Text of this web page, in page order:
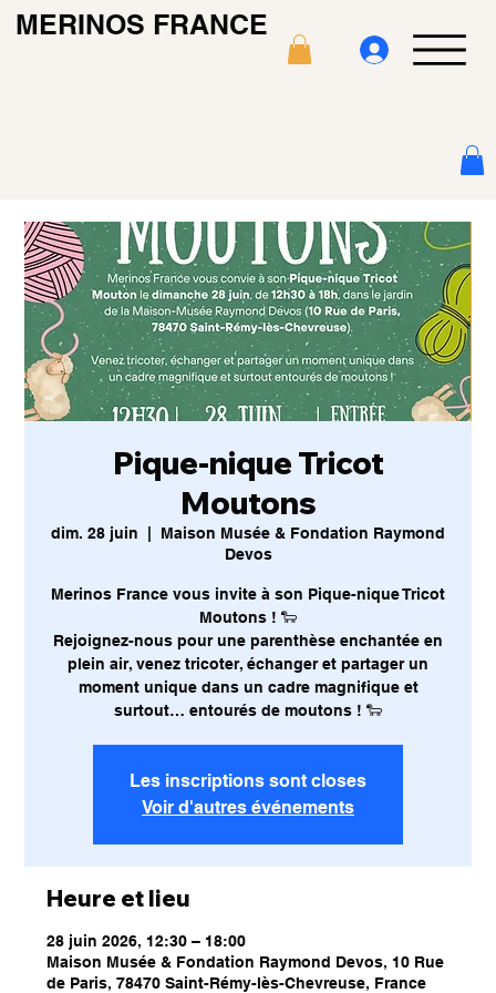
MERINOS FRANCE
Pique-nique Tricot
Moutons
dim. 28 juin
Maison Musée & Fondation Raymond
Devos
Merinos France vous invite à son Pique-nique Tricot
Moutons ! 🐑
Rejoignez-nous pour une parenthèse enchantée en
plein air, venez tricoter, échanger et partager un
moment unique dans un cadre magnifique et
surtout… entourés de moutons ! 🐑
Les inscriptions sont closes
Voir d'autres événements
Heure et lieu
28 juin 2026, 12:30 – 18:00
Maison Musée & Fondation Raymond Devos, 10 Rue
de Paris, 78470 Saint-Rémy-lès-Chevreuse, France